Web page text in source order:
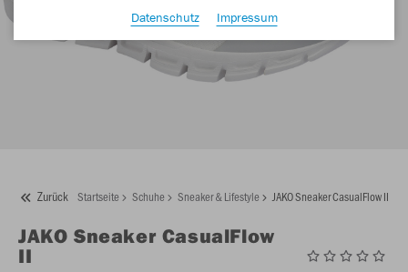
Zurück Startseite Schuhe Sneaker & Lifestyle JAKO Sneaker CasualFlow II
JAKO Sneaker CasualFlow
II
Datenschutz
Impressum